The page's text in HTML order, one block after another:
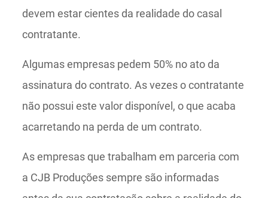
devem estar cientes da realidade do casal
contratante.
Algumas empresas pedem 50% no ato da
assinatura do contrato. As vezes o contratante
não possui este valor disponível, o que acaba
acarretando na perda de um contrato.
As empresas que trabalham em parceria com
a CJB Produções sempre são informadas